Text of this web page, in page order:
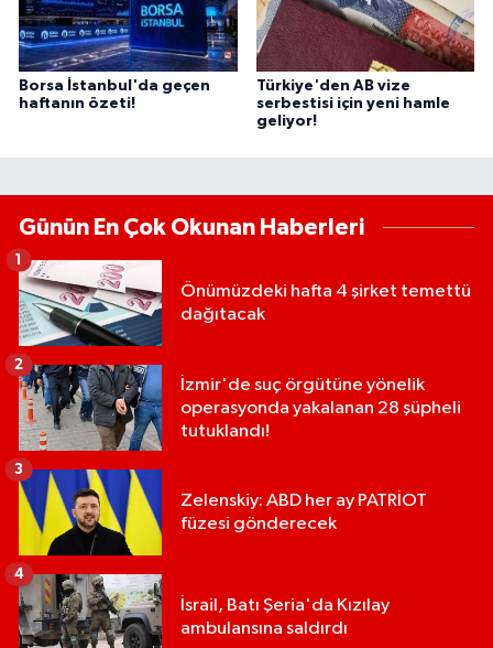
Borsa İstanbul'da geçen
haftanın özeti!
Türkiye'den AB vize
serbestisi için yeni hamle
geliyor!
Günün En Çok Okunan Haberleri
Önümüzdeki hafta 4 şirket temettü
dağıtacak
1
İzmir'de suç örgütüne yönelik
operasyonda yakalanan 28 şüpheli
tutuklandı!
2
Zelenskiy: ABD her ay PATRİOT
füzesi gönderecek
3
İsrail, Batı Şeria'da Kızılay
ambulansına saldırdı
4